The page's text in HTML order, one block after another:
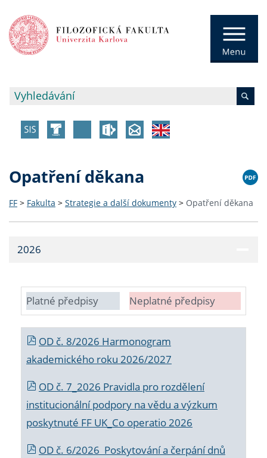
Opatření děkana
FF > Fakulta > Strategie a další dokumenty > Opatření děkana
2026
Platné předpisy Neplatné předpisy
OD č. 8/2026 Harmonogram
akademického roku 2026/2027
OD č. 7_2026 Pravidla pro rozdělení
institucionální podpory na vědu a výzkum
poskytnuté FF UK_Co operatio 2026
OD č. 6/2026 Poskytování a čerpání dnů